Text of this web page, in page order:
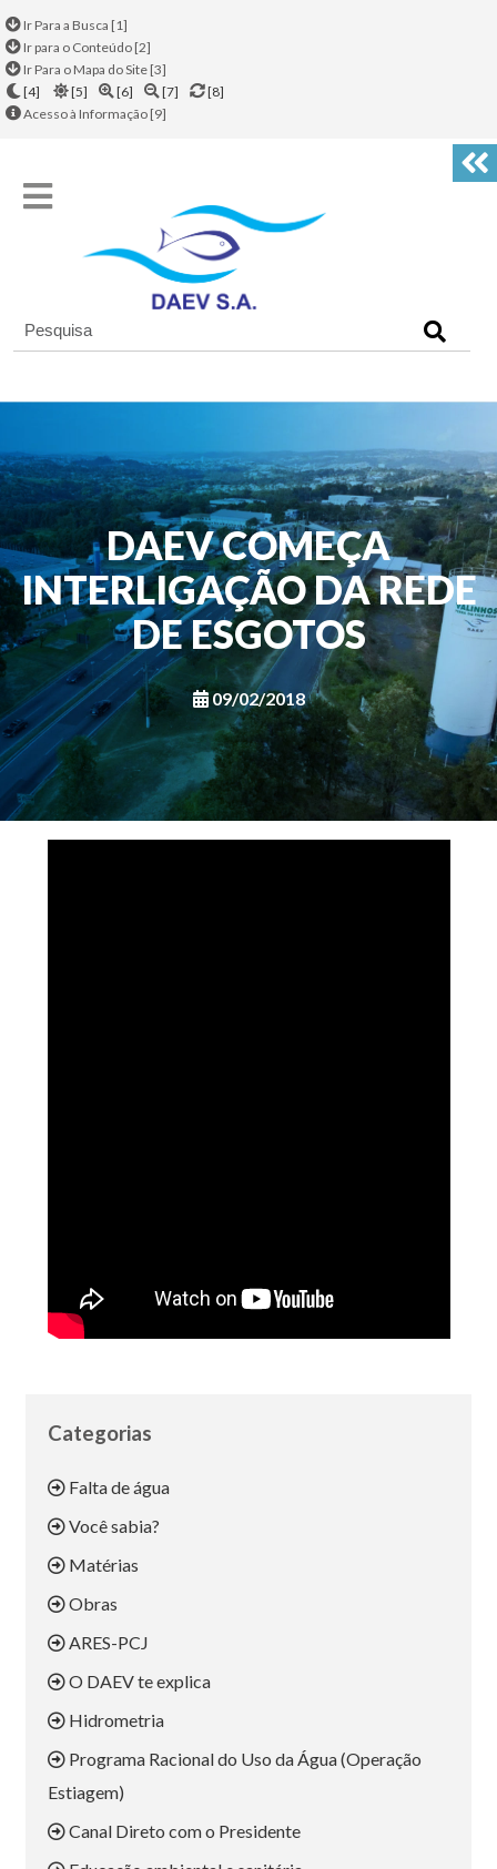
Ir Para a Busca [1]
Ir para o Conteúdo [2]
Ir Para o Mapa do Site [3]
[4]
[5] [6] [7]
[8]
Acesso à Informação [9]
DAEV COMEÇA
INTERLIGAÇÃO DA REDE
DE ESGOTOS
09/02/2018
Categorias
Falta de água
Você sabia?
Matérias
Obras
ARES-PCJ
O DAEV te explica
Hidrometria
Programa Racional do Uso da Água (Operação
Estiagem)
Canal Direto com o Presidente